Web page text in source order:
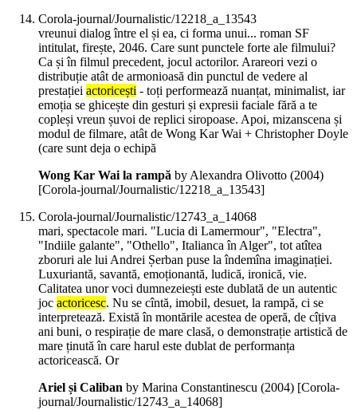
Corola-journal/Journalistic/12218_a_13543
vreunui dialog între el și ea, ci forma unui... roman SF
intitulat, firește, 2046. Care sunt punctele forte ale filmului?
Ca și în filmul precedent, jocul actorilor. Arareori vezi o
distribuție atât de armonioasă din punctul de vedere al
prestației actoricești - toți performează nuanțat, minimalist, iar
emoția se ghicește din gesturi și expresii faciale fără a te
copleși vreun șuvoi de replici siropoase. Apoi, mizanscena și
modul de filmare, atât de Wong Kar Wai + Christopher Doyle
(care sunt deja o echipă
Wong Kar Wai la rampă by Alexandra Olivotto (2004)
[Corola-journal/Journalistic/12218_a_13543]
Corola-journal/Journalistic/12743_a_14068
mari, spectacole mari. "Lucia di Lamermour", "Electra",
"Indiile galante", "Othello", Italianca în Alger", tot atîtea
zboruri ale lui Andrei Șerban puse la îndemîna imaginației.
Luxuriantă, savantă, emoționantă, ludică, ironică, vie.
Calitatea unor voci dumnezeiești este dublată de un autentic
joc actoricesc. Nu se cîntă, imobil, desuet, la rampă, ci se
interpretează. Există în montările acestea de operă, de cîțiva
ani buni, o respirație de mare clasă, o demonstrație artistică de
mare ținută în care harul este dublat de performanța
actoricească. Or
Ariel și Caliban by Marina Constantinescu (2004) [Corola-
journal/Journalistic/12743_a_14068]